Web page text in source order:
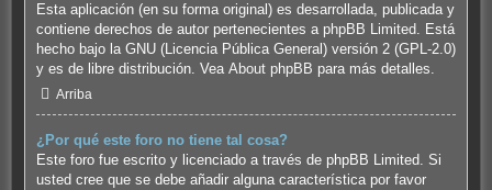
Esta aplicación (en su forma original) es desarrollada, publicada y
contiene derechos de autor pertenecientes a phpBB Limited. Está
hecho bajo la GNU (Licencia Pública General) versión 2 (GPL-2.0)
y es de libre distribución. Vea About phpBB para más detalles.
Arriba
¿Por qué este foro no tiene tal cosa?
Este foro fue escrito y licenciado a través de phpBB Limited. Si
usted cree que se debe añadir alguna característica por favor